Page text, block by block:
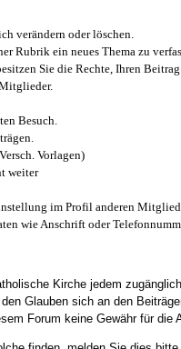
verändern oder löschen.
Rubrik ein neues Thema zu
Sie die Rechte, Ihren
Besuch.
Vorlagen)
weiter
im Profil anderen
wie Anschrift oder
Kirche jedem
Glauben sich an den
Forum keine Gewähr für